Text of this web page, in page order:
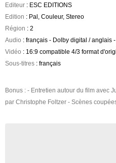
Editeur : ESC EDITIONS
Edition : Pal, Couleur, Stereo
Région : 2
Audio : français - Dolby digital / anglais
Vidéo : 16:9 compatible 4/3 format
Sous-titres : français
Bonus : - Entretien autour du film avec
par Christophe Foltzer - Scènes